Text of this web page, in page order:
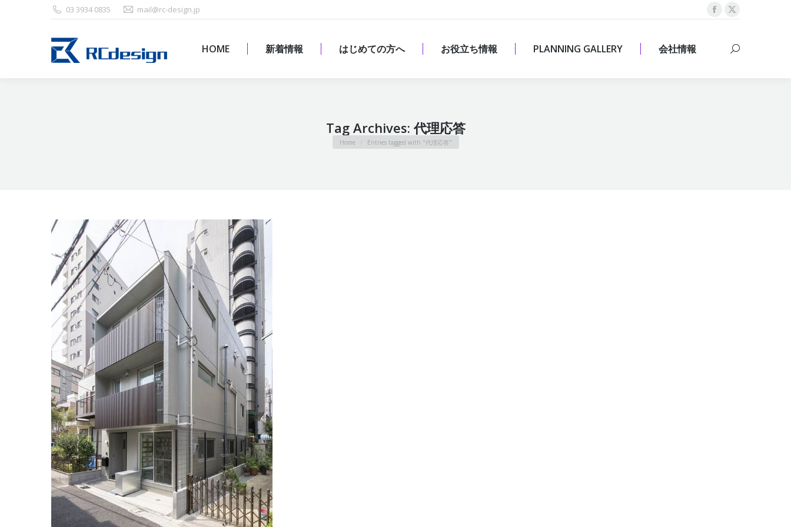
03 3934 0835 mail@rc-design.jp
Facebook
opens
X
opens
HOME 新着情報 はじめての方へ お役立ち情報 PLANNING GALLERY 会社情報 Search:
Tag Archives:代理応答
You are here:
Home Entries tagged with "代理応答"
HOME 新着情報 はじめての方へ お役立ち情報 PLANNING GALLERY 会社情報 Search: